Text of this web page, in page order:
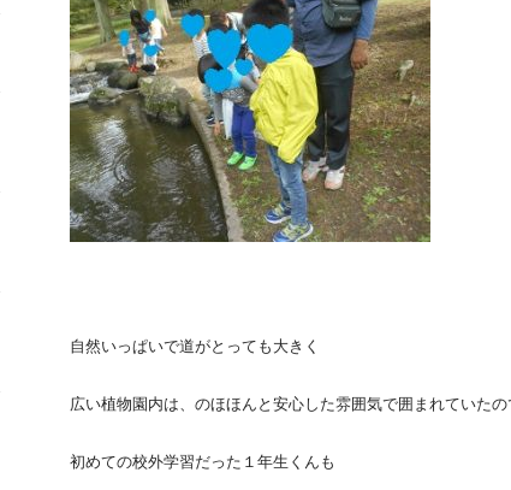
自然いっぱいで道がとっても大きく
広い植物園内は、のほほんと安心した雰囲気で囲まれていたの
初めての校外学習だった１年生くんも